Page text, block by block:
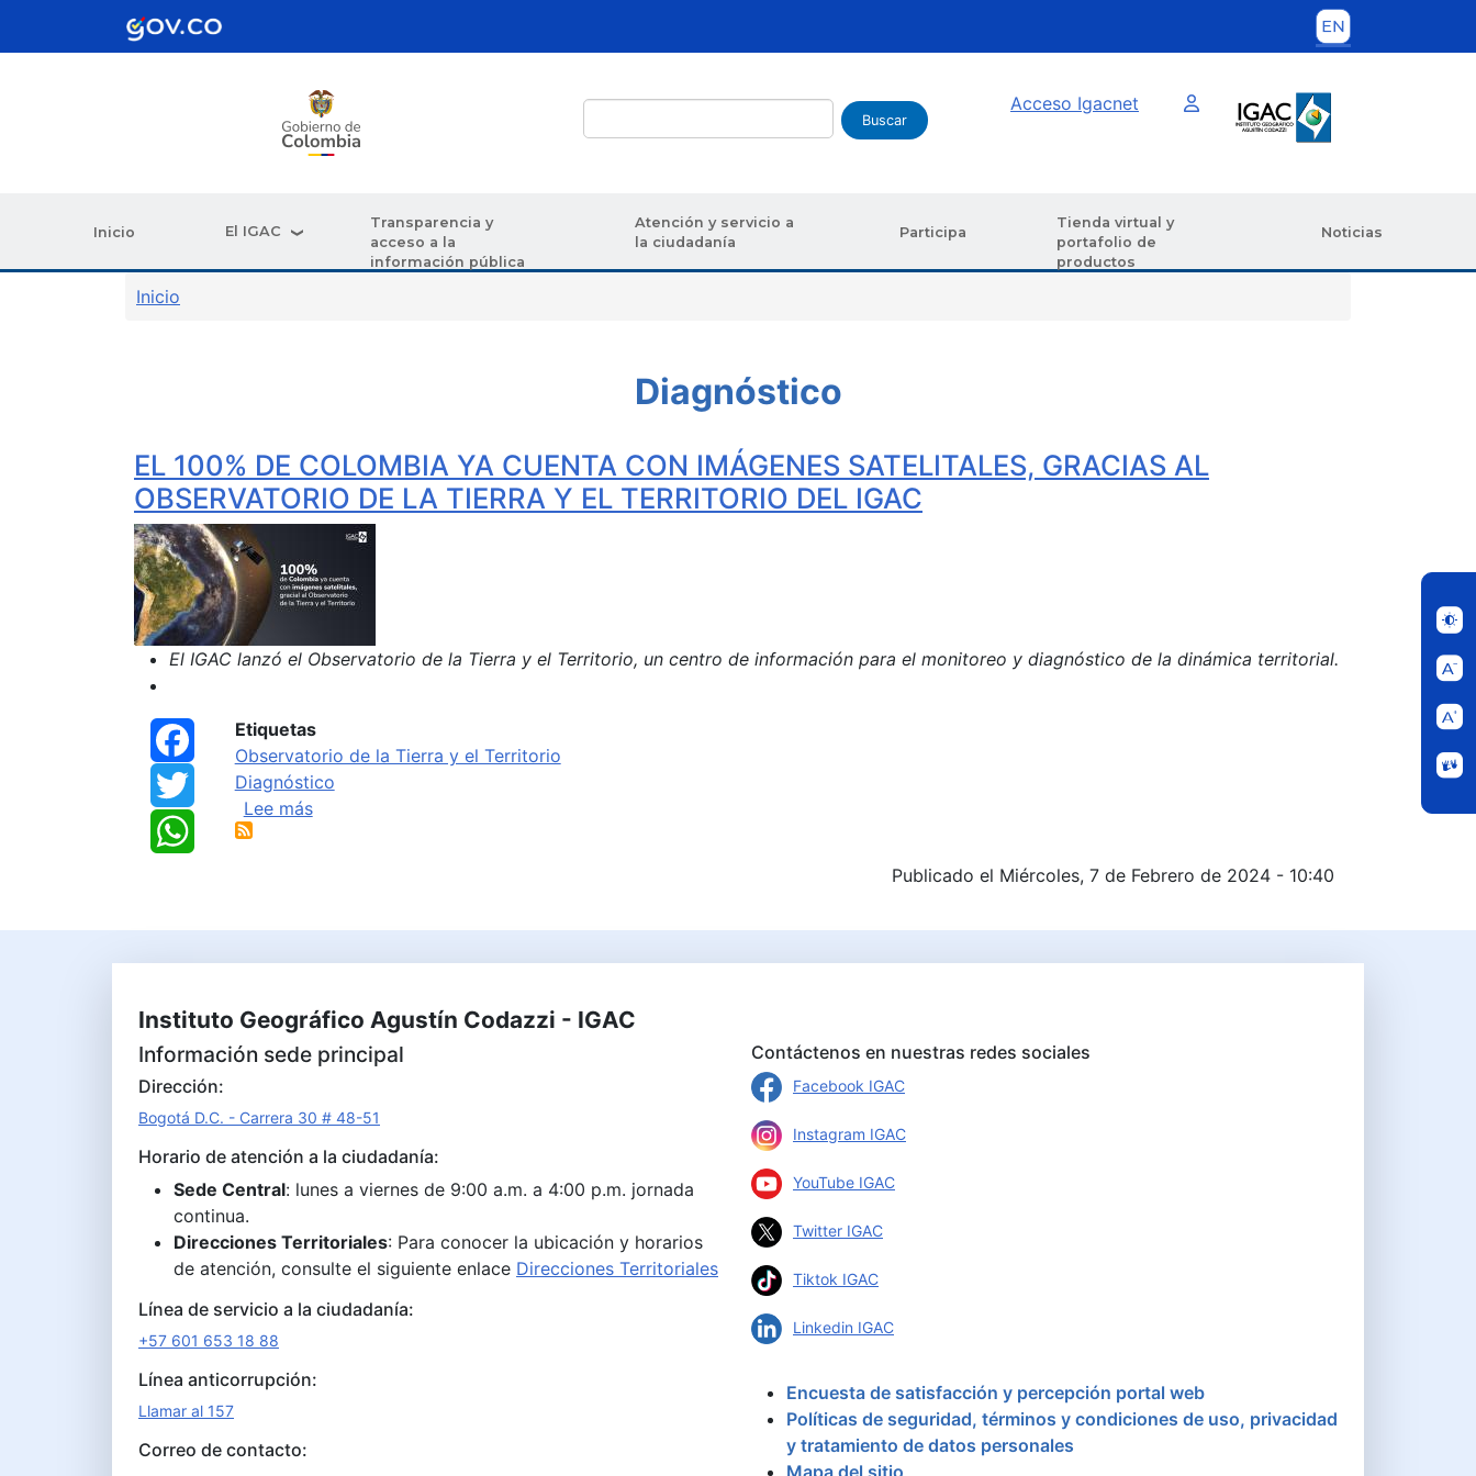
Pasar al contenido principal
Buscar Acceso Igacnet Imagen interna
Inicio El IGAC
Transparencia y
acceso a la
información pública
Atención y servicio a
la ciudadanía
Participa
Tienda virtual y
portafolio de
productos
Noticias
Sobrescribir enlaces de ayuda a la navegación
Inicio
Diagnóstico
EL 100% DE COLOMBIA YA CUENTA CON IMÁGENES SATELITALES, GRACIAS AL
OBSERVATORIO DE LA TIERRA Y EL TERRITORIO DEL IGAC
El IGAC lanzó el Observatorio de la Tierra y el Territorio, un centro de información para el monitoreo y diagnóstico de la dinámica territorial.
Facebook
Twitter
WhatsApp
Etiquetas
Observatorio de la Tierra y el Territorio
Diagnóstico
Lee mássobre EL 100% DE COLOMBIA YA CUENTA CON IMÁGENES SATELITALES, GRACIAS AL OBSERVATORIO DE LA TIERRA Y EL TERRITORIO
Publicado el Miércoles, 7 de Febrero de 2024 - 10:40
Instituto Geográfico Agustín Codazzi - IGAC
Información sede principal
Dirección:
Bogotá D.C. - Carrera 30 # 48-51
Horario de atención a la ciudadanía:
Sede Central: lunes a viernes de 9:00 a.m. a 4:00 p.m. jornada
continua.
Direcciones Territoriales: Para conocer la ubicación y horarios
de atención, consulte el siguiente enlace Direcciones Territoriales
Línea de servicio a la ciudadanía:
+57 601 653 18 88
Línea anticorrupción:
Llamar al 157
Correo de contacto:
Contáctenos en nuestras redes sociales
Facebook IGAC
Instagram IGAC
YouTube IGAC
Twitter IGAC
Tiktok IGAC
Linkedin IGAC
Encuesta de satisfacción y percepción portal web
Políticas de seguridad, términos y condiciones de uso, privacidad
y tratamiento de datos personales
Mapa del sitio